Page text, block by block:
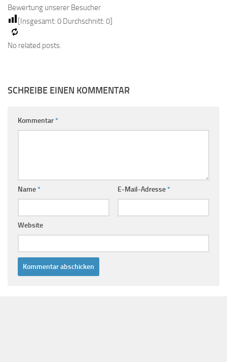
Bewertung unserer Besucher
[Insgesamt: 0 Durchschnitt: 0
No related posts.
SCHREIBE EINEN KOMMENTAR
Kommentar*
Name* E-Mail-Adresse*
Website